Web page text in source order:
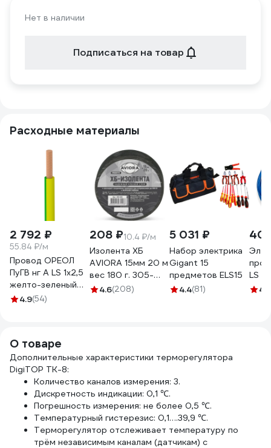
Нет в наличии
Подписаться на товар
Расходные материалы
2 792 ₽
55.84 ₽/м
Провод ОРЕОЛ
ПуГВ нг А LS 1х2,5
желто-зеленый
50м 00-
4.9(54)
208 ₽10.4 ₽/м
Изолента ХБ
AVIORA 15мм 20 м
вес 180 г. 305-
0654.6(208)
5 031 ₽
Набор электрика
Gigant 15
предметов ELS15
4.4(81)
LS
1x64.7
О товаре
Дополнительные характеристики терморегулятора
DigiTOP ТК-8:
Количество каналов измерения: 3.
Дискретность индикации: 0,1 ℃.
Погрешность измерения: не более 0,5 ℃.
Температурный гистерезис: 0,1….39,9 ℃.
Терморегулятор отслеживает температуру по
трём независимым каналам (датчикам) с